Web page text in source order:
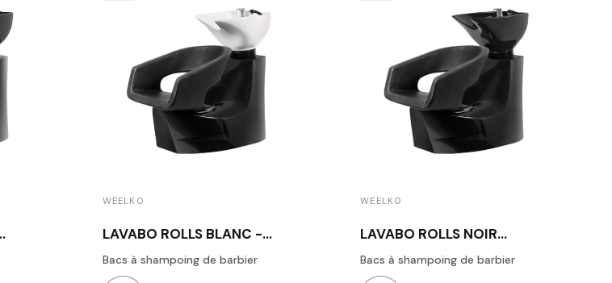
WEELKO
LAVABO ROLLS BLANC -
Bacs à shampoing de barbier
WEELKO
LAVABO ROLLS NOIR
Bacs à shampoing de barbier